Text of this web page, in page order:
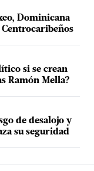
Dominicana
Centrocaribeños
si se crean
Ramón Mella?
de desalojo y
su seguridad